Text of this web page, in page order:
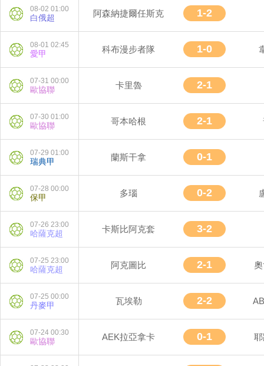
08-02 01:00
白俄超 阿森納捷爾任斯克 1-2
08-01 02:45
愛甲 科布漫步者隊 1-0
07-31 00:00
歐協聯 卡里魯 2-1
07-30 01:00
歐協聯 哥本哈根 2-1
07-29 01:00
瑞典甲 蘭斯干拿 0-1
07-28 00:00
保甲 多瑙 0-2
07-26 23:00
哈薩克超 卡斯比阿克套 3-2
07-25 23:00
哈薩克超 阿克圖比 2-1
07-25 00:00
丹麥甲 瓦埃勒 2-2
07-24 00:30
歐協聯 AEK拉亞拿卡 0-1